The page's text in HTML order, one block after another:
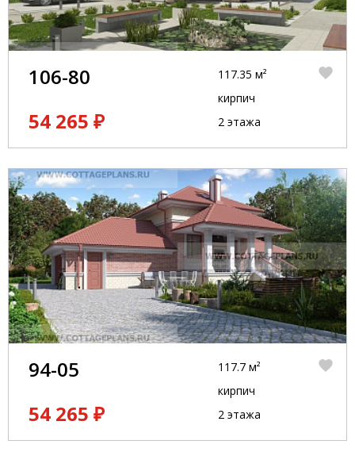
106-80
54 265 ₽
117.35 м²
кирпич
2 этажа
94-05
54 265 ₽
117.7 м²
кирпич
2 этажа